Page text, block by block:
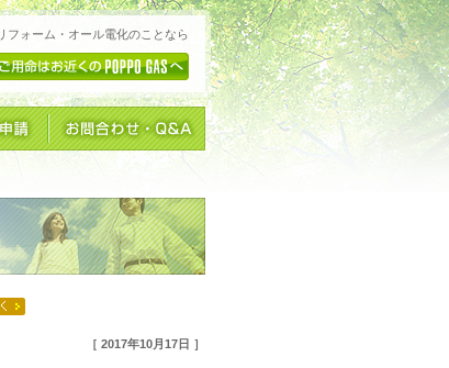
フォーム・オール電化のことなら
［ 2017年10月17日 ］